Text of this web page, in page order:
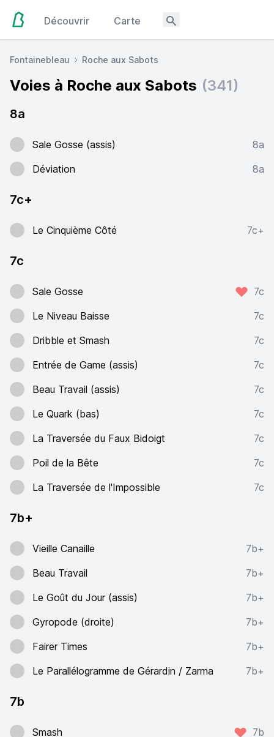
Découvrir Carte
Fontainebleau Roche aux Sabots
Voies à Roche aux Sabots (341)
8a
Sale Gosse (assis)
8a
Déviation
8a
7c+
Le Cinquième Côté 7c+
7c
Sale Gosse
7c
Le Niveau Baisse
7c
Dribble et Smash
7c
Entrée de Game (assis)
7c
Beau Travail (assis)
7c
Le Quark (bas)
7c
La Traversée du Faux Bidoigt
7c
Poil de la Bête
7c
La Traversée de l'Impossible
7c
7b+
Vieille Canaille
7b+
Beau Travail
7b+
Le Goût du Jour (assis)
7b+
Gyropode (droite)
7b+
Fairer Times
7b+
Le Parallélogramme de Gérardin / Zarma
7b+
7b
Smash
7b